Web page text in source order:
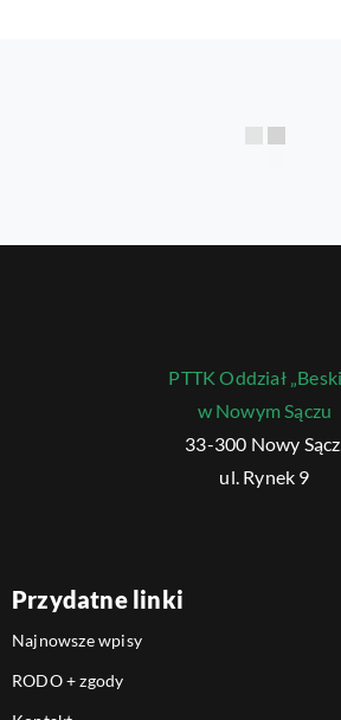
PTTK Oddział
w Nowym Sączu
33-300 Nowy
ul. Rynek 9
Przydatne linki
Najnowsze wpisy
RODO + zgody